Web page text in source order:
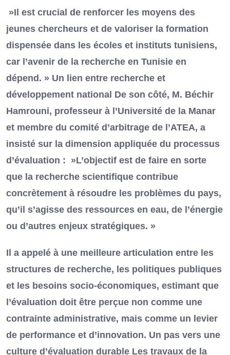
»Il est crucial de renforcer les moyens des
jeunes chercheurs et de valoriser la formation
dispensée dans les écoles et instituts tunisiens,
car l’avenir de la recherche en Tunisie en
dépend. » Un lien entre recherche et
développement national De son côté, M. Béchir
Hamrouni, professeur à l’Université de la Manar
et membre du comité d’arbitrage de l’ATEA, a
insisté sur la dimension appliquée du processus
d’évaluation : »L’objectif est de faire en sorte
que la recherche scientifique contribue
concrètement à résoudre les problèmes du pays,
qu’il s’agisse des ressources en eau, de l’énergie
ou d’autres enjeux stratégiques. »
Il a appelé à une meilleure articulation entre les
structures de recherche, les politiques publiques
et les besoins socio-économiques, estimant que
l’évaluation doit être perçue non comme une
contrainte administrative, mais comme un levier
de performance et d’innovation. Un pas vers une
culture d’évaluation durable Les travaux de la